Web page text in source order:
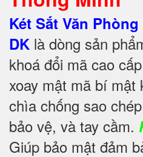
Két Sắt Văn
DK là dòng sản
khoá đổi mã cao
xoay mật mã bí mật
chìa chống sao
bảo vệ, và tay cầm.
Giúp bảo mật đảm